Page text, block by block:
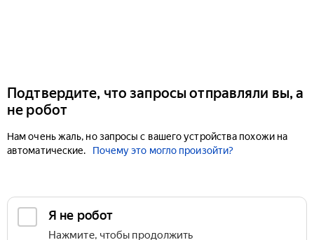
Подтвердите, что запросы отправляли вы, а
не робот
Нам очень жаль, но запросы с вашего устройства похожи на
автоматические.
Почему это могло произойти?